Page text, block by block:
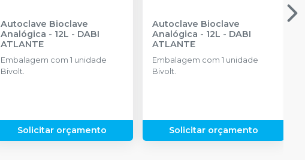
Autoclave Bioclave
Analógica - 12L - DABI
ATLANTE
Embalagem com 1 unidade
Bivolt.
Solicitar orçamento
Autoclave Bioclave
Analógica - 12L - DABI
ATLANTE
Embalagem com 1 unidade
Bivolt.
Solicitar orçamento